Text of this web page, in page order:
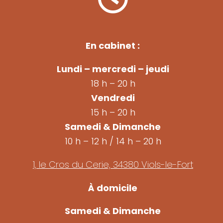
En cabinet :
Lundi – mercredi – jeudi
18 h – 20 h
Vendredi
15 h – 20 h
Samedi & Dimanche
10 h – 12 h / 14 h – 20 h
1, le Cros du Cerie, 34380 Viols-le-Fort
À domicile
Samedi & Dimanche